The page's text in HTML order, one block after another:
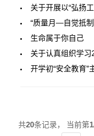
关于开展以“弘扬工匠精
“质量月—自觉抵
生命属于你自己
关于认真组织学习
开学初“安全教育”
共20条记录， 当前第1